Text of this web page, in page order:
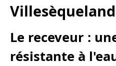
Le receveur :
résistante à